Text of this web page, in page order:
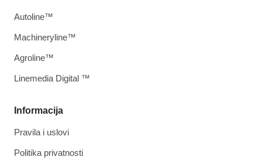
Informacija
Pravila i uslovi
Politika privatnosti
Autoline™
Machineryline™
Agroline™
Linemedia Digital ™